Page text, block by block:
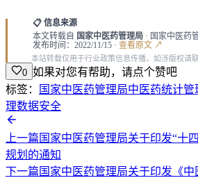
📋 信息来源
本文转载自 国家中医药管理局 · 国家中医药
发布时间：2022/11/15 · 查看原文 ↗
本站转载仅用于行业政策信息传播，如涉版权请联
0 如果对您有帮助，请点个赞吧
标签：
国家中医药管理局中医药统计管
理数据安全
上一篇 国家中医药管理局关于印发“十
规划的通知
下一篇 国家中医药管理局关于印发《